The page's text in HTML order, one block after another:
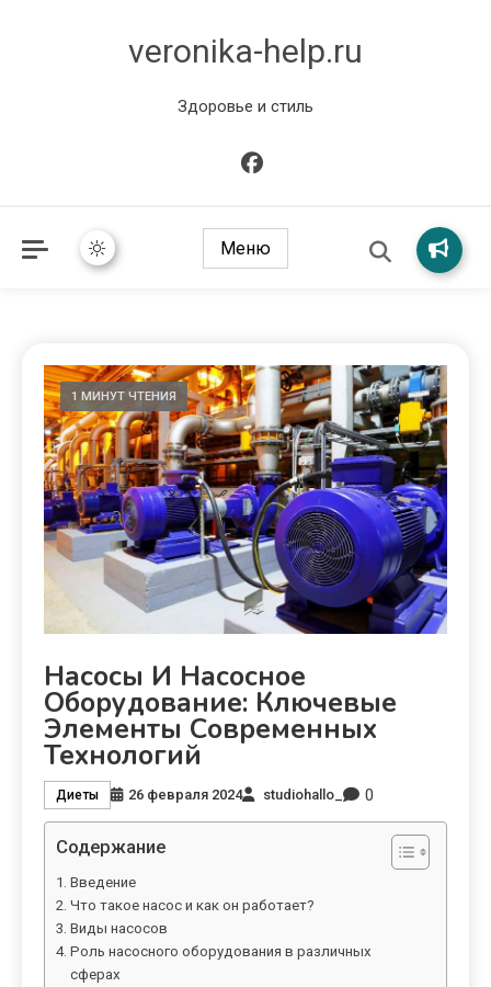
veronika-help.ru
Здоровье и стиль
Меню
1 МИНУТ ЧТЕНИЯ
Насосы И Насосное
Оборудование: Ключевые
Элементы Современных
Технологий
Диеты 26 февраля 2024 studiohallo_ 0
Содержание
Введение
Что такое насос и как он работает?
Виды насосов
Роль насосного оборудования в различных
сферах